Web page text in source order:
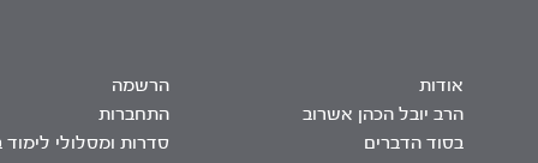
אודות
הרב יובל הכהן אשרוב
בסוד הדברים
הרשמה
התחברות
סדרות ומסלולי